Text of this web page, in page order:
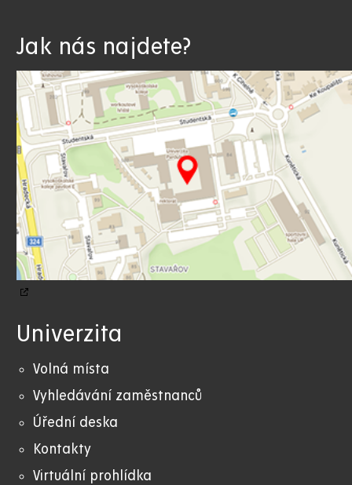
Jak nás najdete?
Univerzita
Volná místa
Vyhledávání zaměstnanců
Úřední deska
Kontakty
Virtuální prohlídka